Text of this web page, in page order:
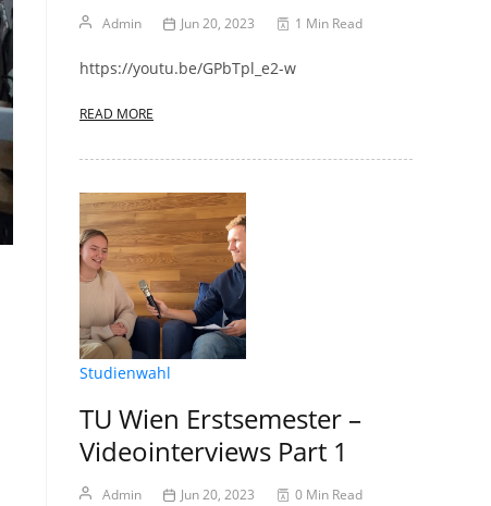
Admin Jun 20, 2023 1 Min Read
https://youtu.be/GPbTpl_e2-w
READ MORE
Studienwahl
TU Wien Erstsemester –
Videointerviews Part 1
Admin Jun 20, 2023 0 Min Read